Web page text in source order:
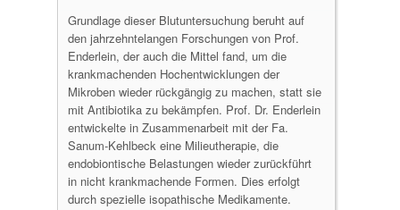
Grundlage dieser Blutuntersuchung beruht auf
den jahrzehntelangen Forschungen von Prof.
Enderlein, der auch die Mittel fand, um die
krankmachenden Hochentwicklungen der
Mikroben wieder rückgängig zu machen, statt sie
mit Antibiotika zu bekämpfen. Prof. Dr. Enderlein
entwickelte in Zusammenarbeit mit der Fa.
Sanum-Kehlbeck eine Milieutherapie, die
endobiontische Belastungen wieder zurückführt
in nicht krankmachende Formen. Dies erfolgt
durch spezielle isopathische Medikamente.